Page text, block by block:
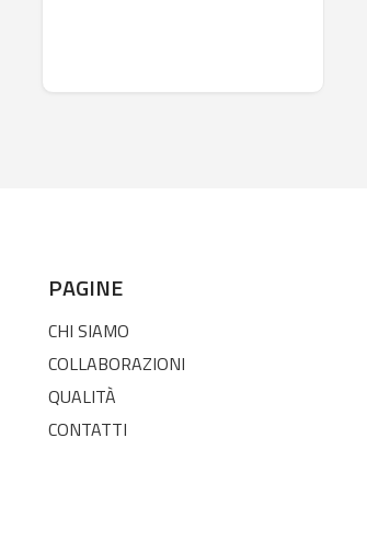
PAGINE
CHI SIAMO
COLLABORAZIONI
QUALITÀ
CONTATTI